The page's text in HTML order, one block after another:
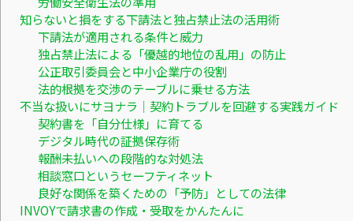
知らないと損をする下請法と独占禁止法の活用術
下請法が適用される条件と威力
独占禁止法による「優越的地位の乱用」の防止
公正取引委員会と中小企業庁の役割
法的根拠を交渉のテーブルに乗せる方法
不当な扱いにサヨナラ｜契約トラブルを回避する実践ガイド
契約書を「自分仕様」に育てる
デジタル時代の証拠保存術
報酬未払いへの段階的な対処法
相談窓口というセーフティネット
良好な関係を築くための「予防」としての法律
INVOYで請求書の作成・受取をかんたんに